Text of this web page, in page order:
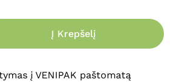
Į Krepšelį
į VENIPAK paštomatą
vardą, el. pašto adresą ir
puslapį, kad jų nebereiktų
komentarą.